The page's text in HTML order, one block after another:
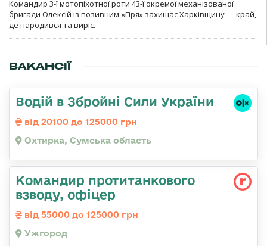
Командир 3-ї мотопіхотної роти 43-ї окремої механізованої
бригади Олексій із позивним «Гіря» захищає Харківщину — край,
де народився та виріс.
ВАКАНСІЇ
Водій в Збройні Сили України
від 20100 до 125000 грн
Охтирка, Сумська область
Командир протитанкового
взводу, офіцер
від 55000 до 125000 грн
Ужгород